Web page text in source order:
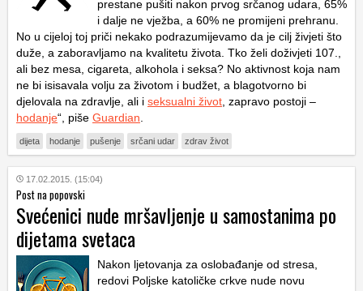
prestane pušiti nakon prvog srčanog udara, 65%
i dalje ne vježba, a 60% ne promijeni prehranu.
No u cijeloj toj priči nekako podrazumijevamo da je cilj živjeti što
duže, a zaboravljamo na kvalitetu života. Tko želi doživjeti 107.,
ali bez mesa, cigareta, alkohola i seksa? No aktivnost koja nam
ne bi isisavala volju za životom i budžet, a blagotvorno bi
djelovala na zdravlje, ali i seksualni život, zapravo postoji –
hodanje“, piše Guardian.
dijeta hodanje pušenje srčani udar zdrav život
17.02.2015. (15:04)
Post na popovski
Svećenici nude mršavljenje u samostanima po
dijetama svetaca
Nakon ljetovanja za oslobađanje od stresa,
redovi Poljske katoličke crkve nude novu